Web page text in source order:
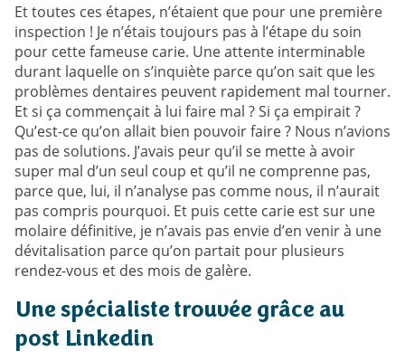
Et toutes ces étapes, n’étaient que pour une première
inspection ! Je n’étais toujours pas à l’étape du soin
pour cette fameuse carie. Une attente interminable
durant laquelle on s’inquiète parce qu’on sait que les
problèmes dentaires peuvent rapidement mal tourner.
Et si ça commençait à lui faire mal ? Si ça empirait ?
Qu’est-ce qu’on allait bien pouvoir faire ? Nous n’avions
pas de solutions. J’avais peur qu’il se mette à avoir
super mal d’un seul coup et qu’il ne comprenne pas,
parce que, lui, il n’analyse pas comme nous, il n’aurait
pas compris pourquoi. Et puis cette carie est sur une
molaire définitive, je n’avais pas envie d’en venir à une
dévitalisation parce qu’on partait pour plusieurs
rendez-vous et des mois de galère.
Une spécialiste trouvée grâce au
post Linkedin